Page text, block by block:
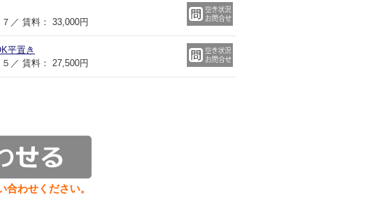
／ 賃料： 33,000円
平置き
／ 賃料： 27,500円
わせください。